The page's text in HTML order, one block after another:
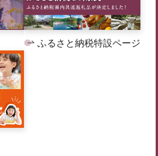
ふるさと納税特設ページ